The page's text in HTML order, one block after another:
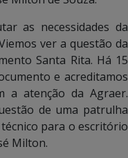
as necessidades da
ver a questão da
Santa Rita. Há 15
e acreditamos
a atenção da Agraer.
de uma patrulha
para o escritório
Milton.